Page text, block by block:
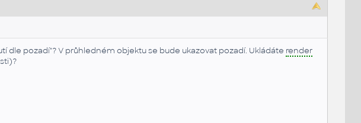
dle pozadí"? V průhledném objektu se bude ukazovat pozadí. Ukládáte render